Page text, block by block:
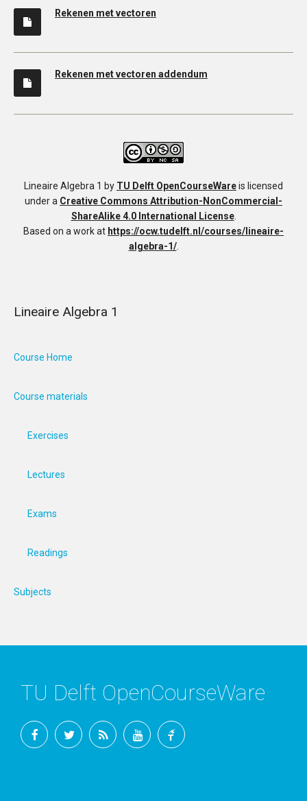
Rekenen met vectoren
Rekenen met vectoren addendum
Lineaire Algebra 1 by TU Delft OpenCourseWareis licensed
under a Creative Commons Attribution-NonCommercial-
ShareAlike 4.0 International License.
Based on a work at https://ocw.tudelft.nl/courses/lineaire-
algebra-1/.
Lineaire Algebra 1
Course Home
Course materials
Exercises
Lectures
Exams
Readings
Subjects
TU Delft OpenCourseWare